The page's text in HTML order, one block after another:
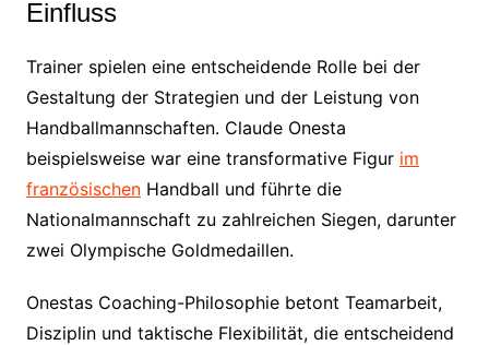
Einfluss
Trainer spielen eine entscheidende Rolle bei der
Gestaltung der Strategien und der Leistung von
Handballmannschaften. Claude Onesta
beispielsweise war eine transformative Figur im
französischenHandball und führte die
Nationalmannschaft zu zahlreichen Siegen, darunter
zwei Olympische Goldmedaillen.
Onestas Coaching-Philosophie betont Teamarbeit,
Disziplin und taktische Flexibilität, die entscheidend